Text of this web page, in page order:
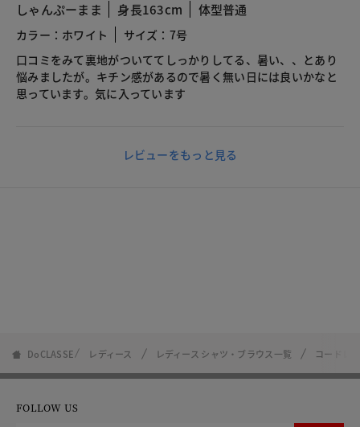
しゃんぷーまま 身長163cm 体型普通
カラー：ホワイト
サイズ：7号
口コミをみて裏地がついててしっかりしてる、暑い、、とあり
悩みましたが。キチン感があるので暑く無い日には良いかなと
思っています。気に入っています
レビューをもっと見る
DoCLASSE レディース レディース シャツ・ブラウス一覧 コードレ
FOLLOW US